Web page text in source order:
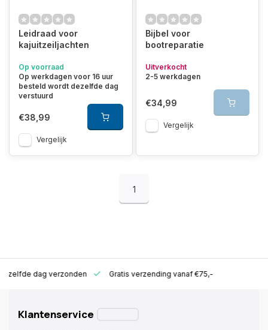
Leidraad voor
kajuitzeiljachten
Op voorraad
Op werkdagen voor 16 uur
besteld wordt dezelfde dag
verstuurd
€38,99
Vergelijk
Bijbel voor
bootreparatie
Uitverkocht
2-5 werkdagen
€34,99
Vergelijk
1
zelfde dag verzonden Gratis verzending vanaf €75,-
Klantenservice